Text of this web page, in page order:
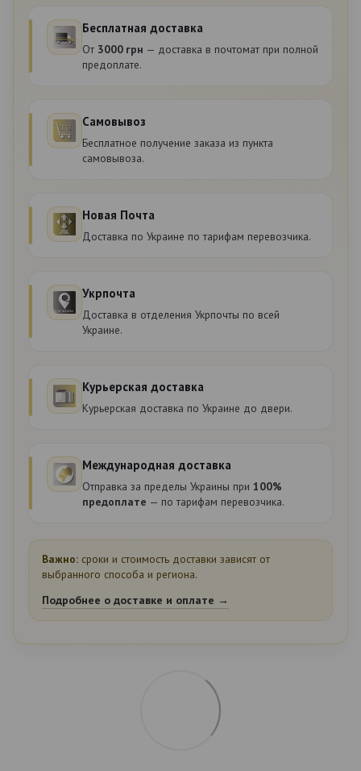
Бесплатная доставка
От 3000 грн — доставка в почтомат при полной
предоплате.
Самовывоз
Бесплатное получение заказа из пункта
самовывоза.
Новая Почта
Доставка по Украине по тарифам перевозчика.
Укрпочта
Доставка в отделения Укрпочты по всей
Украине.
Курьерская доставка
Курьерская доставка по Украине до двери.
Международная доставка
Отправка за пределы Украины при 100%
предоплате — по тарифам перевозчика.
Важно: сроки и стоимость доставки зависят от
выбранного способа и региона.
Подробнее о доставке и оплате →